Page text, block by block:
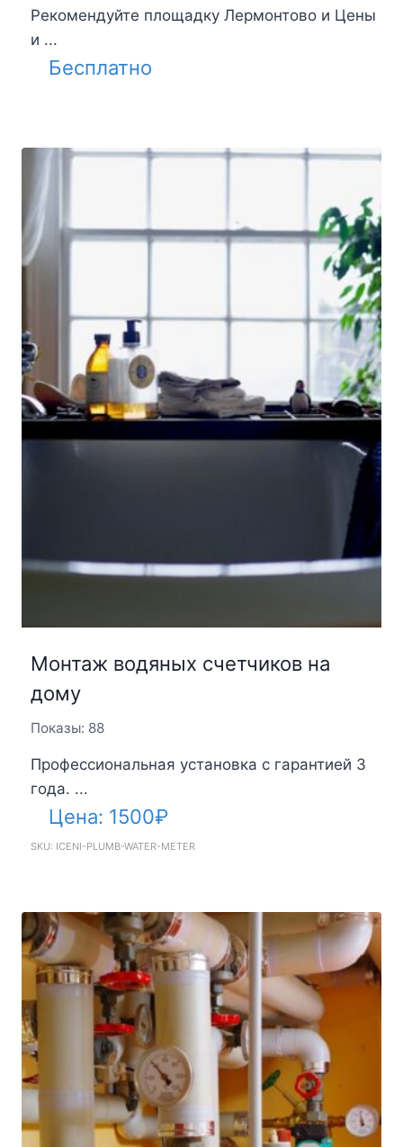
Рекомендуйте площадку Лермонтово и Цены
и ...
Бесплатно
Монтаж водяных счетчиков на
дому
Показы: 88
Профессиональная установка с гарантией 3
года. ...
Цена: 1500₽
SKU: ICENI-PLUMB-WATER-METER